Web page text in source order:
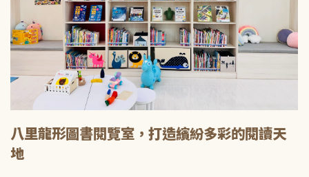
八里龍形圖書閱覽室，打造繽紛多彩的閱讀天
地